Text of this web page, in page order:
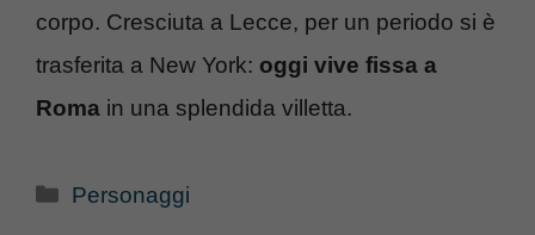
corpo. Cresciuta a Lecce, per un periodo si è
trasferita a New York: oggi vive fissa a
Roma in una splendida villetta.
Categorie
Personaggi